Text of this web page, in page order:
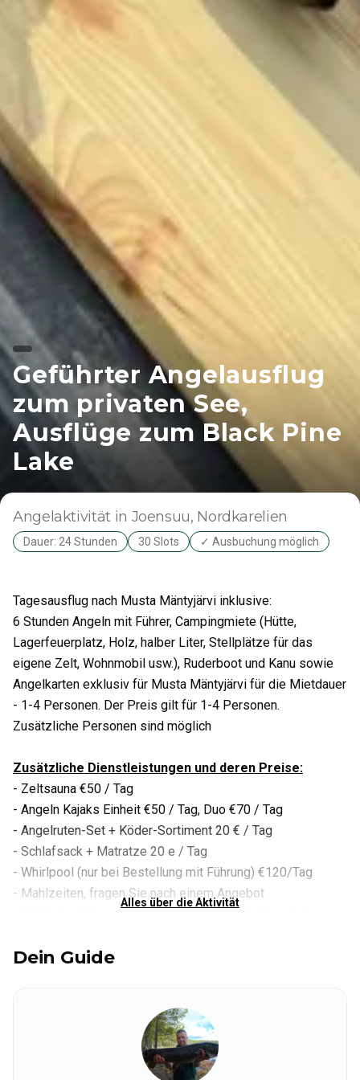
Geführter Angelausflug
zum privaten See,
Ausflüge zum Black Pine
Lake
Angelaktivität in Joensuu, Nordkarelien
Dauer: 24 Stunden 30 Slots ✓ Ausbuchung möglich
Tagesausflug nach Musta Mäntyjärvi inklusive:
6 Stunden Angeln mit Führer, Campingmiete (Hütte,
Lagerfeuerplatz, Holz, halber Liter, Stellplätze für das
eigene Zelt, Wohnmobil usw.), Ruderboot und Kanu sowie
Angelkarten exklusiv für Musta Mäntyjärvi für die Mietdauer
- 1-4 Personen. Der Preis gilt für 1-4 Personen.
Zusätzliche Personen sind möglich
Zusätzliche Dienstleistungen und deren Preise:
- Zeltsauna €50 / Tag
- Angeln Kajaks Einheit €50 / Tag, Duo €70 / Tag
- Angelruten-Set + Köder-Sortiment 20 € / Tag
- Schlafsack + Matratze 20 e / Tag
- Whirlpool (nur bei Bestellung mit Führung) €120/Tag
- Mahlzeiten, fragen Sie nach einem Angebot
- Transport möglich, fragen Sie nach einem Angebot
Zum Campingplatz gehört eine 25 Quadratmeter große
Hütte mit einer Feuerstelle und Geräten zur
Essenszubereitung, wie Töpfe, Rußpfannen, Bratpfannen,
Alles über die Aktivität
Dein Guide